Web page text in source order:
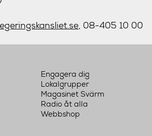
, 08-405 10 00
Engagera dig
Lokalgrupper
Magasinet Svärm
Radio åt alla
Webbshop